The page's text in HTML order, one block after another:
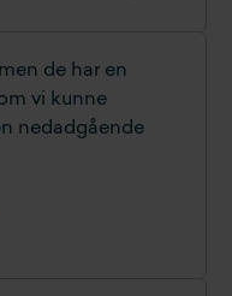
de har en
vi kunne
nedadgående